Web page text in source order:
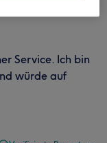
Service. Ich bin
würde auf